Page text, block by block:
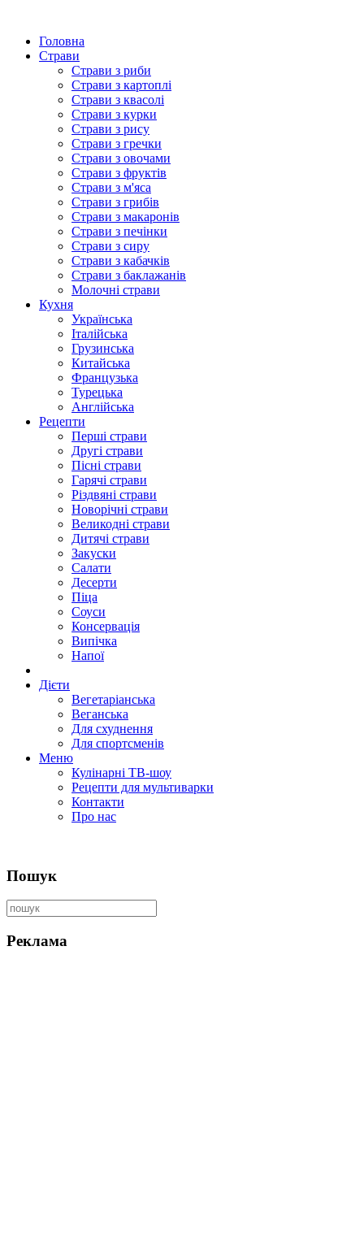
Головна
Страви
Страви з риби
Страви з картоплі
Страви з квасолі
Страви з курки
Страви з рису
Страви з гречки
Страви з овочами
Страви з фруктів
Страви з м'яса
Страви з грибів
Страви з макаронів
Страви з печінки
Страви з сиру
Страви з кабачків
Страви з баклажанів
Молочні страви
Кухня
Українська
Італійська
Грузинська
Китайська
Французька
Турецька
Англійська
Рецепти
Перші страви
Другі страви
Пісні страви
Гарячі страви
Різдвяні страви
Новорічні страви
Великодні страви
Дитячі страви
Закуски
Салати
Десерти
Піца
Соуси
Консервація
Випічка
Напої
Дієти
Вегетаріанська
Веганська
Для схуднення
Для спортсменів
Меню
Кулінарні ТВ-шоу
Рецепти для мультиварки
Контакти
Про нас
Пошук
Реклама